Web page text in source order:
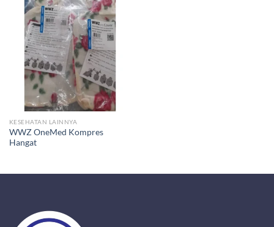
KESEHATAN LAINNYA
WWZ OneMed Kompres
Hangat